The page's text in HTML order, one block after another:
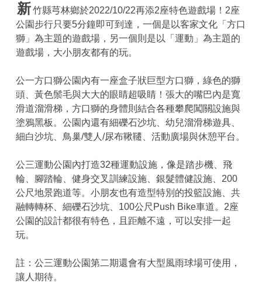
新竹縣芎林鄉於2022/10/22再添2座特色遊戲場！2座
公園步行只要5分鐘即可到達，一個是以客家文化「方口
獅」為主題的遊戲場，另一個則是以「運動」為主題的
遊戲場，大小朋友都有的玩。
公一方口獅公園內有一座盒子狀巨型方口獅，綠色的獅
頭、黃色鬃毛與大大的眼睛超吸睛！張大的嘴巴內是寬
滑道溜滑梯，方口獅的身體則結合各種攀爬闖關設施與
塗鴉黑板。公園內還有細礫石沙坑、幼兒溜滑梯遊具、
細白沙坑、鳥巢/雙人/尿布鞦韆、活動廣場與休憩平台。
公三運動公園內打造32種運動設施，像是踏步機、飛
輪、腳踏輪、健身交叉訓練設施、銀髮體健設施、200
公尺地景跑道等。小朋友也有造型特別的投籃設施、共
融轉轉杯、細礫石沙坑、100公尺Push Bike車道。2座
公園的設計都很有特色，且距離不遠，可以安排一起
玩。
註：公三運動公園第二期還會有大型風雨球場可使用，
讓人期待。